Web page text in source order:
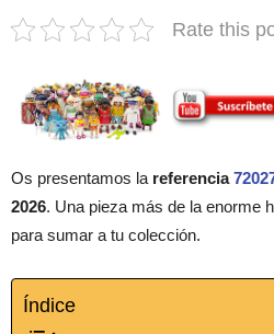
Rate this
Os presentamos la referencia
2026. Una pieza más de la enorme
para sumar a tu colección.
Índice